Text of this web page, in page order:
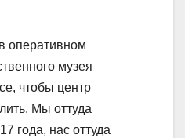
оперативном
музея
чтобы центр
Мы оттуда
года, нас оттуда